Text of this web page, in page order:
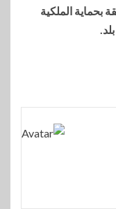
بحماية الملكية